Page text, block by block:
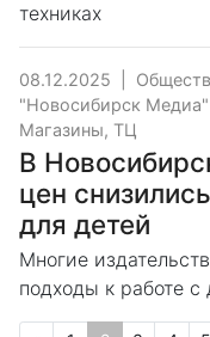
техниках
08.12.2025
"Новосибирск Медиа"
Магазины, ТЦ
В
цен
для детей
Многие
подходы к работе с